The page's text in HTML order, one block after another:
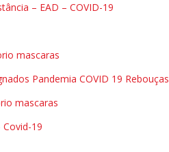
– EAD – COVID-19
mascaras
Pandemia COVID 19 Rebouças
mascaras
19